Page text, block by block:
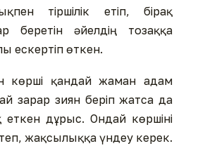
тіршілік етіп, бірақ
беретін әйелдің тозаққа
ескертіп өткен.
көрші қандай жаман адам
зарар зиян беріп жатса да
дұрыс. Ондай көршіні
жақсылыққа үндеу керек.